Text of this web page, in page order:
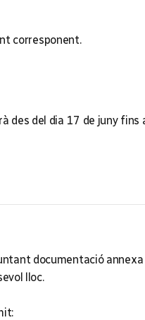
corresponent.
des del dia 17 de juny
documentació
lloc.